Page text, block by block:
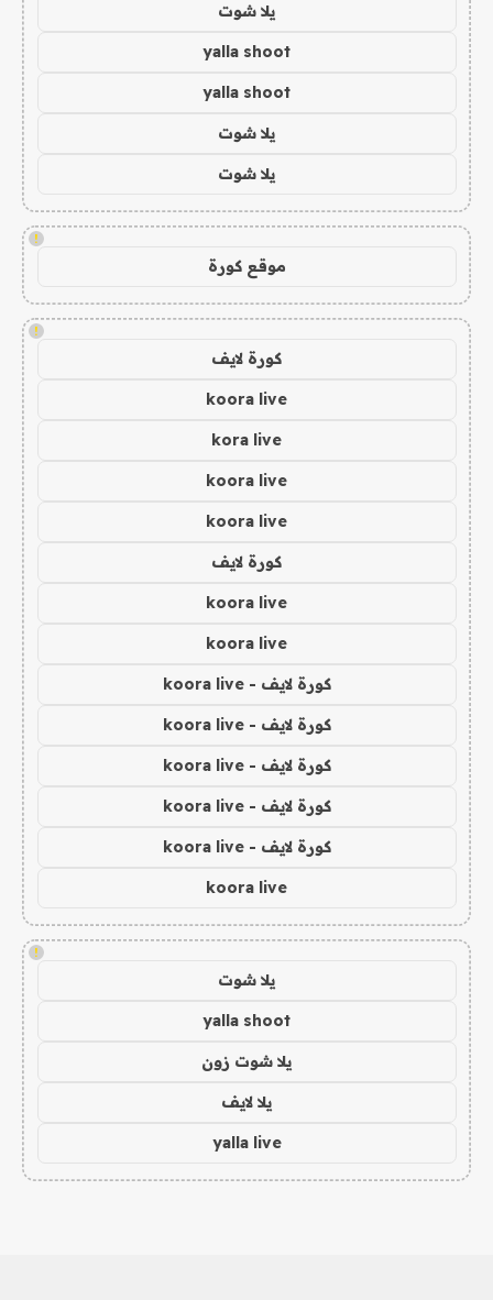
يلا شوت
yalla shoot
yalla shoot
يلا شوت
يلا شوت
!
موقع كورة
!
كورة لايف
koora live
kora live
koora live
koora live
كورة لايف
koora live
koora live
كورة لايف - koora live
كورة لايف - koora live
كورة لايف - koora live
كورة لايف - koora live
كورة لايف - koora live
koora live
!
يلا شوت
yalla shoot
يلا شوت زون
يلا لايف
yalla live